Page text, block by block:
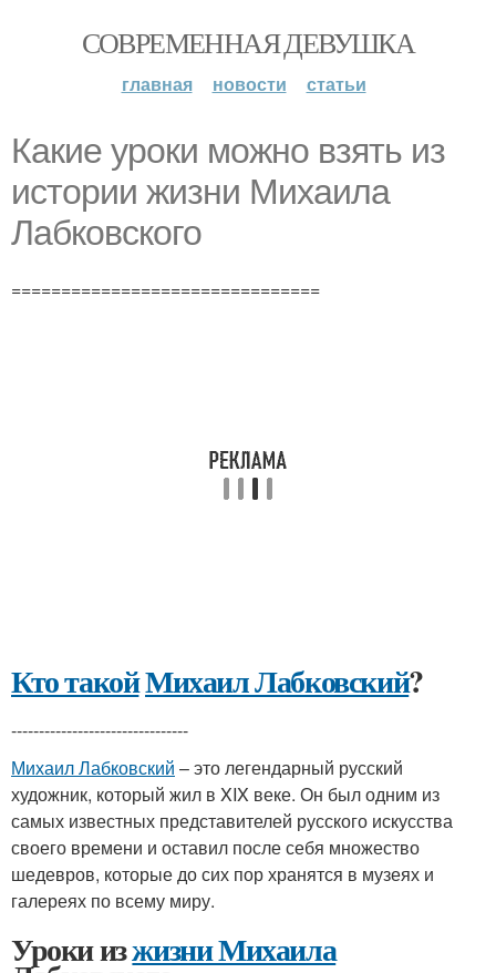
СОВРЕМЕННАЯ ДЕВУШКА
главная новости статьи
Какие уроки можно взять из
истории жизни Михаила
Лабковского
===============================
Кто такойМихаил Лабковский?
--------------------------------
Михаил Лабковский – это легендарный русский
художник, который жил в XIX веке. Он был одним из
самых известных представителей русского искусства
своего времени и оставил после себя множество
шедевров, которые до сих пор хранятся в музеях и
галереях по всему миру.
Уроки изжизни Михаила